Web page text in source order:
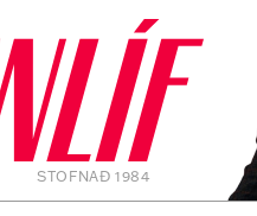
STOFNAÐ 1984